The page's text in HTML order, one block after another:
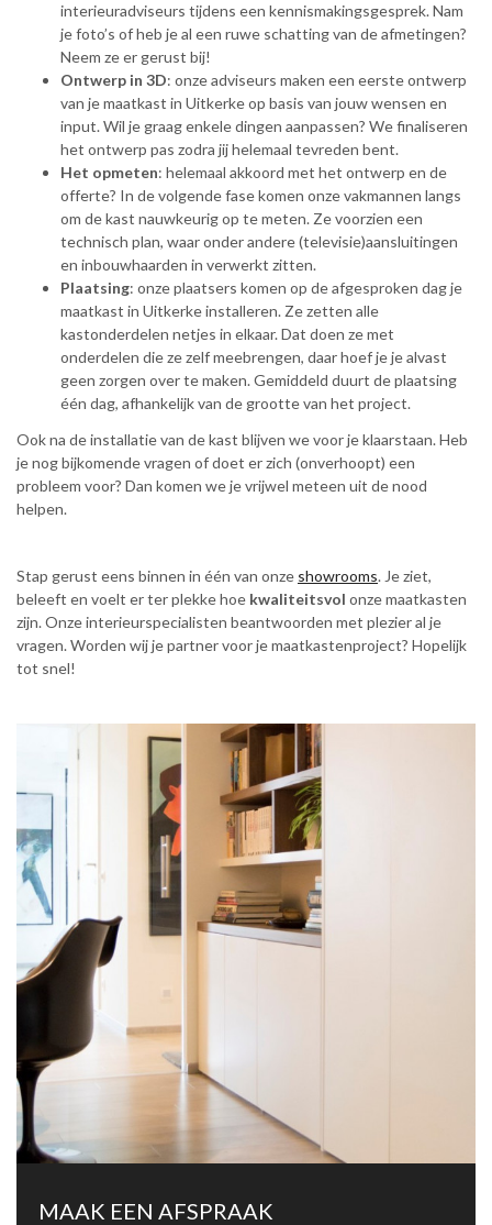
interieuradviseurs tijdens een kennismakingsgesprek. Nam
je foto’s of heb je al een ruwe schatting van de afmetingen?
Neem ze er gerust bij!
Ontwerp in 3D: onze adviseurs maken een eerste ontwerp
van je maatkast in Uitkerke op basis van jouw wensen en
input. Wil je graag enkele dingen aanpassen? We finaliseren
het ontwerp pas zodra jij helemaal tevreden bent.
Het opmeten: helemaal akkoord met het ontwerp en de
offerte? In de volgende fase komen onze vakmannen langs
om de kast nauwkeurig op te meten. Ze voorzien een
technisch plan, waar onder andere (televisie)aansluitingen
en inbouwhaarden in verwerkt zitten.
Plaatsing: onze plaatsers komen op de afgesproken dag je
maatkast in Uitkerke installeren. Ze zetten alle
kastonderdelen netjes in elkaar. Dat doen ze met
onderdelen die ze zelf meebrengen, daar hoef je je alvast
geen zorgen over te maken. Gemiddeld duurt de plaatsing
één dag, afhankelijk van de grootte van het project.
Ook na de installatie van de kast blijven we voor je klaarstaan. Heb
je nog bijkomende vragen of doet er zich (onverhoopt) een
probleem voor? Dan komen we je vrijwel meteen uit de nood
helpen.
Stap gerust eens binnen in één van onze showrooms. Je ziet,
beleeft en voelt er ter plekke hoe kwaliteitsvol onze maatkasten
zijn. Onze interieurspecialisten beantwoorden met plezier al je
vragen. Worden wij je partner voor je maatkastenproject? Hopelijk
tot snel!
MAAK EEN AFSPRAAK